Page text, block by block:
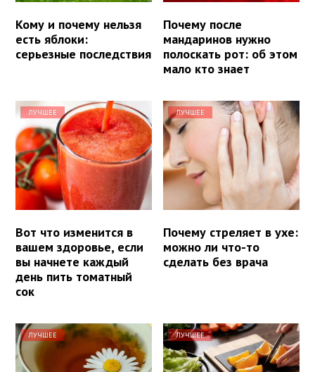
Кому и почему нельзя
есть яблоки:
серьезные последствия
Почему после
мандаринов нужно
полоскать рот: об этом
мало кто знает
ЛУЧШЕЕ
Вот что изменится в
вашем здоровье, если
вы начнете каждый
день пить томатный
сок
ЛУЧШЕЕ
Почему стреляет в ухе:
можно ли что-то
сделать без врача
ЛУЧШЕЕ ЛУЧШЕЕ